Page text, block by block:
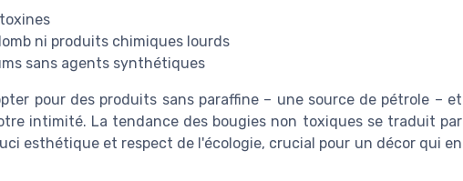
ni produits chimiques lourds
sans agents synthétiques
pour des produits sans paraffine – une source de pétrole – et
intimité. La tendance des bougies non toxiques se traduit par
esthétique et respect de l'écologie, crucial pour un décor qui en